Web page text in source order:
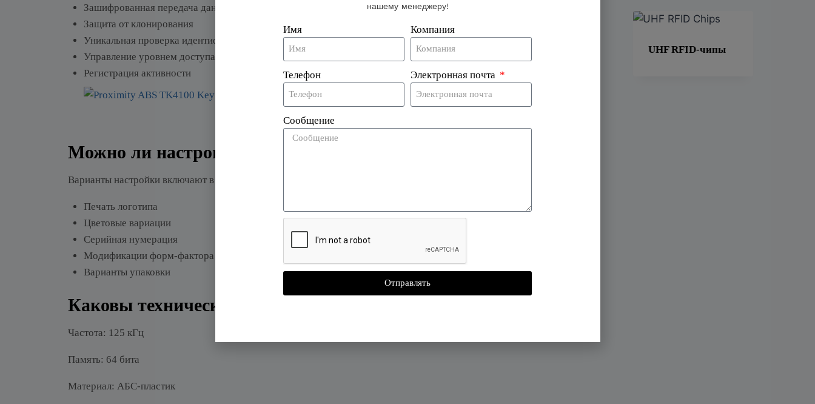
Зашифрованная передача данных
Защита от клонирования
Уникальная проверка идентификатора
Управление уровнем доступа
Регистрация активности
Брелок-датчик Proximity ABS TK4100
Можно ли настроить брелки TK4100?
Варианты настройки включают в себя:
Печать логотипа
Цветовые вариации
Серийная нумерация
Модификации форм-фактора
Варианты упаковки
Каковы технические характеристики?
Частота: 125 кГц
Память: 64 бита
Материал: АБС-пластик
UHF RFID-чипы
нашему менеджеру!
Имя Компания
Телефон Электронная почта
Сообщение
Отправлять